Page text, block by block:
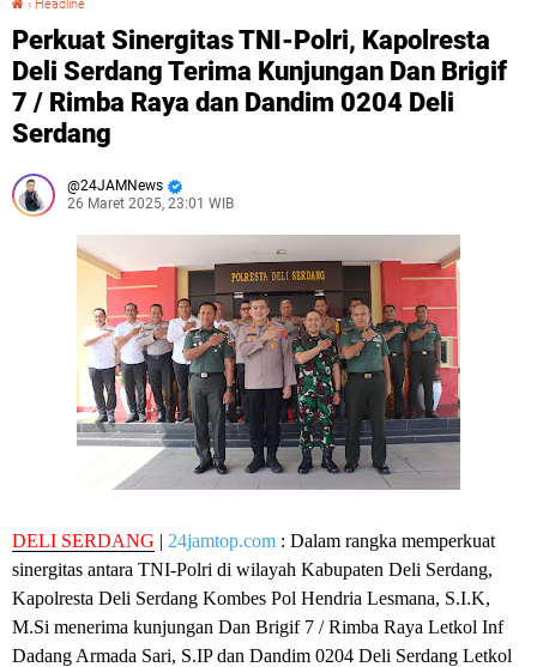
› Headline
Perkuat Sinergitas TNI-Polri, Kapolresta
Deli Serdang Terima Kunjungan Dan Brigif
7 / Rimba Raya dan Dandim 0204 Deli
Serdang
24JAMNews
26 Maret 2025, 23:01 WIB
DELI SERDANG | 24jamtop.com : Dalam rangka memperkuat
sinergitas antara TNI-Polri di wilayah Kabupaten Deli Serdang,
Kapolresta Deli Serdang Kombes Pol Hendria Lesmana, S.I.K,
M.Si menerima kunjungan Dan Brigif 7 / Rimba Raya Letkol Inf
Dadang Armada Sari, S.IP dan Dandim 0204 Deli Serdang Letkol